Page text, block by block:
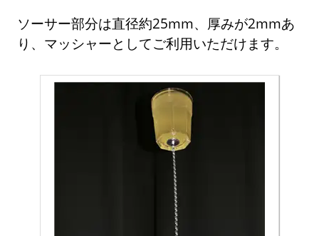
ソーサー部分は直径約25mm、厚みが2mmあ
り、マッシャーとしてご利用いただけます。